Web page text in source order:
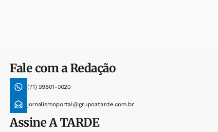
Fale com a Redação
(71) 99601-0020
jornalismoportal@grupoatarde.com.br
AssineA TARDE